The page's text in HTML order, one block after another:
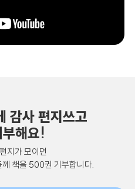
감사 편지쓰고
해요!
지가 모이면
책을 500권 기부합니다.